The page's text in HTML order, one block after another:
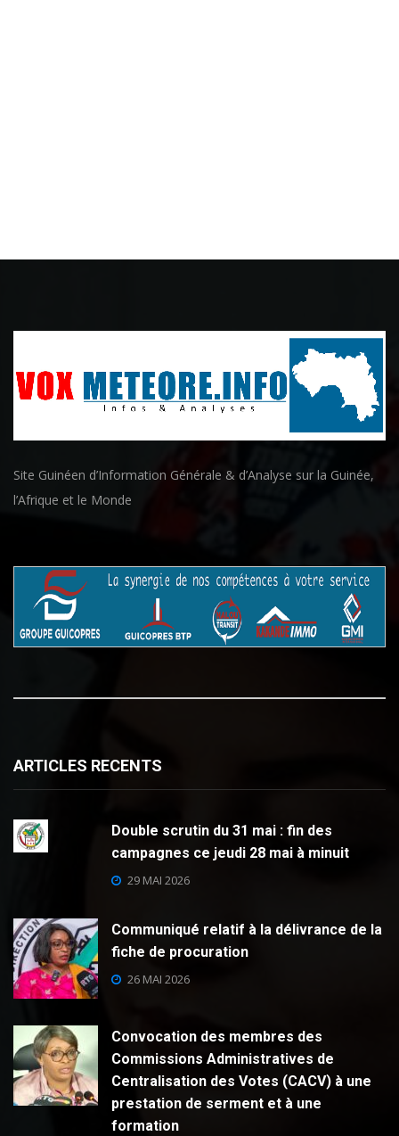
Site Guinéen d’Information Générale & d’Analyse sur la Guinée,
l’Afrique et le Monde
ARTICLES RECENTS
Double scrutin du 31 mai : fin des
campagnes ce jeudi 28 mai à minuit
29 MAI 2026
Communiqué relatif à la délivrance de la
fiche de procuration
26 MAI 2026
Convocation des membres des
Commissions Administratives de
Centralisation des Votes (CACV) à une
prestation de serment et à une
formation